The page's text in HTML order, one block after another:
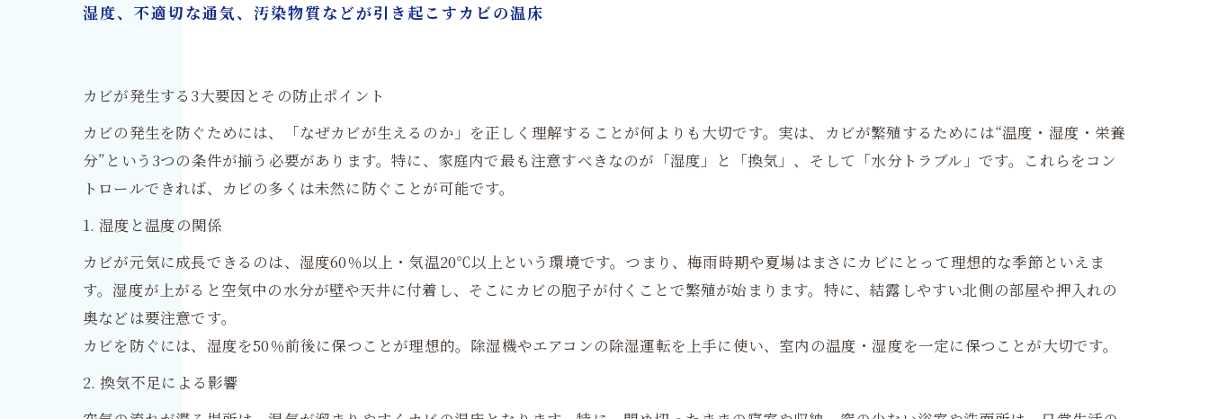
湿度、不適切な通気、汚染物質などが引き起こすカビの温床
カビが発生する3大要因とその防止ポイント
カビの発生を防ぐためには、「なぜカビが生えるのか」を正しく理解することが何よりも大切です。実は、カビが繁殖するためには“温度・湿度・栄養
分”という3つの条件が揃う必要があります。特に、家庭内で最も注意すべきなのが「湿度」と「換気」、そして「水分トラブル」です。これらをコン
トロールできれば、カビの多くは未然に防ぐことが可能です。
1. 湿度と温度の関係
カビが元気に成長できるのは、湿度60％以上・気温20℃以上という環境です。つまり、梅雨時期や夏場はまさにカビにとって理想的な季節といえま
す。湿度が上がると空気中の水分が壁や天井に付着し、そこにカビの胞子が付くことで繁殖が始まります。特に、結露しやすい北側の部屋や押入れの
奥などは要注意です。
カビを防ぐには、湿度を50％前後に保つことが理想的。除湿機やエアコンの除湿運転を上手に使い、室内の温度・湿度を一定に保つことが大切です。
2. 換気不足による影響